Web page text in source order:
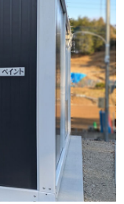
ていましたね。
い印象があるで
トまでピカピカな
います」
整頓等、作業以外
概がお客さまに伝
の紹介だった年も